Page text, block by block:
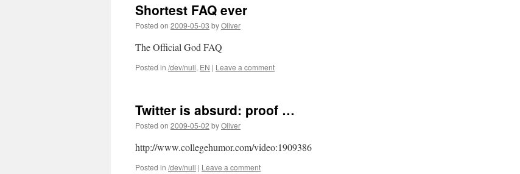
Shortest FAQ ever
Posted on 2009-05-03 byOliver
The Official God FAQ
Posted in /dev/null, EN | Leave a comment
Twitter is absurd: proof …
Posted on 2009-05-02 byOliver
http://www.collegehumor.com/video:1909386
Posted in /dev/null | Leave a comment